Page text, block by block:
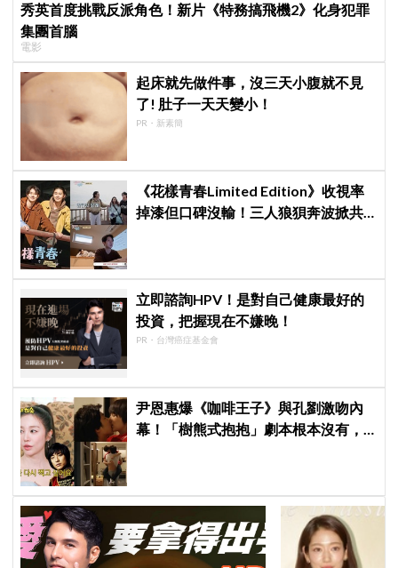
秀英首度挑戰反派角色！新片《特務搞飛機2》化身犯罪
集團首腦
電影
起床就先做件事，沒三天小腹就不見
了! 肚子一天天變小！
PR・新素簡
《花樣青春Limited Edition》收視率
掉漆但口碑沒輸！三人狼狽奔波掀共
立即諮詢HPV！是對自己健康最好的
投資，把握現在不嫌晚！
PR・台灣癌症基金會
尹恩惠爆《咖啡王子》與孔劉激吻內
幕！「樹熊式抱抱」劇本根本沒有，